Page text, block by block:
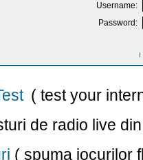
Username:
Password:
I
( test your
de radio live
( spuma jocurilor